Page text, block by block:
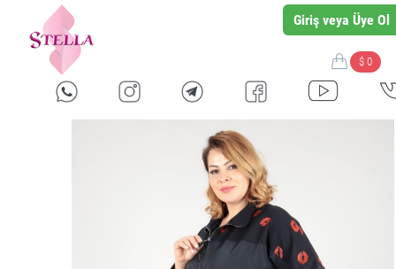
Giriş veya Üye Ol
$ 0